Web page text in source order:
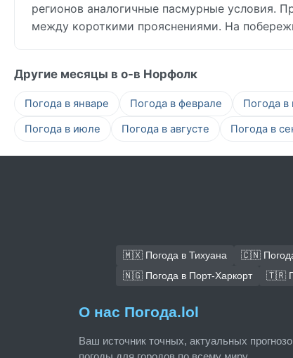
регионов аналогичные пасмурные условия.
между короткими прояснениями. На
Другие месяцы в о-в Норфолк
Погода в январе Погода в феврале Погода в
Погода в июле
Погода в августе Погода в
🇲🇽 Погода в Тихуана 🇨🇳
🇳🇬 Погода в Порт-Харкорт
🇹🇷
О нас Погода.lol
Ваш источник точных, актуальных